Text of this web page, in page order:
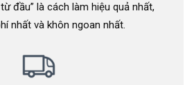
đầu” là cách làm hiệu quả nhất,
nhất và khôn ngoan nhất.